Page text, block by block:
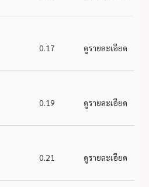
0.17 ดูรายละเอียด
0.19 ดูรายละเอียด
0.21 ดูรายละเอียด